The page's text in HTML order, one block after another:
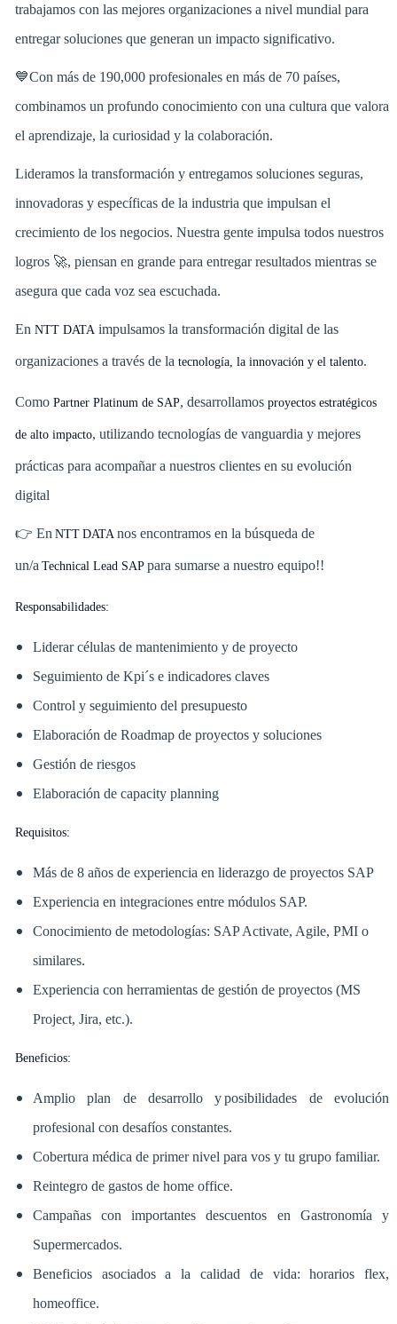
trabajamos con las mejores organizaciones a nivel mundial para
entregar soluciones que generan un impacto significativo.
💙Con más de 190,000 profesionales en más de 70 países,
combinamos un profundo conocimiento con una cultura que valora
el aprendizaje, la curiosidad y la colaboración.
Lideramos la transformación y entregamos soluciones seguras,
innovadoras y específicas de la industria que impulsan el
crecimiento de los negocios. Nuestra gente impulsa todos nuestros
logros 🚀, piensan en grande para entregar resultados mientras se
asegura que cada voz sea escuchada.
En NTT DATA impulsamos la transformación digital de las
organizaciones a través de la tecnología, la innovación y el talento.
Como Partner Platinum de SAP, desarrollamos proyectos estratégicos
de alto impacto, utilizando tecnologías de vanguardia y mejores
prácticas para acompañar a nuestros clientes en su evolución
digital
👉 EnNTT DATA nos encontramos en la búsqueda de
un/a Technical Lead SAP para sumarse a nuestro equipo!!
Responsabilidades:
Liderar células de mantenimiento y de proyecto
Seguimiento de Kpi´s e indicadores claves
Control y seguimiento del presupuesto
Elaboración de Roadmap de proyectos y soluciones
Gestión de riesgos
Elaboración de capacity planning
Requisitos:
Más de 8 años de experiencia en liderazgo de proyectos SAP
Experiencia en integraciones entre módulos SAP.
Conocimiento de metodologías: SAP Activate, Agile, PMI o
similares.
Experiencia con herramientas de gestión de proyectos (MS
Project, Jira, etc.).
Beneficios:
Amplio plan de desarrollo y posibilidades de evolución
profesional con desafíos constantes.
Cobertura médica de primer nivel para vos y tu grupo familiar.
Reintegro de gastos de home office.
Campañas con importantes descuentos en Gastronomía y
Supermercados.
Beneficios asociados a la calidad de vida: horarios flex,
homeoffice.